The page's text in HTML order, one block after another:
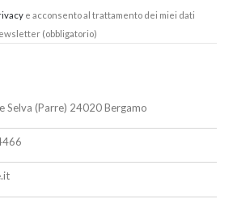
e acconsento al trattamento dei miei dati
(obbligatorio)
Selva (Parre) 24020 Bergamo